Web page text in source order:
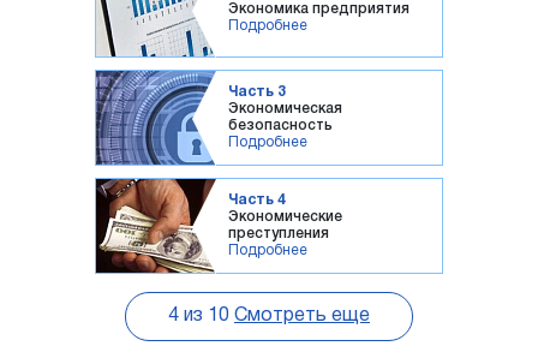
Экономика предприятия
Подробнее
Часть 3
Экономическая
безопасность
Подробнее
Часть 4
Экономические
преступления
Подробнее
4 из 10 Смотреть еще